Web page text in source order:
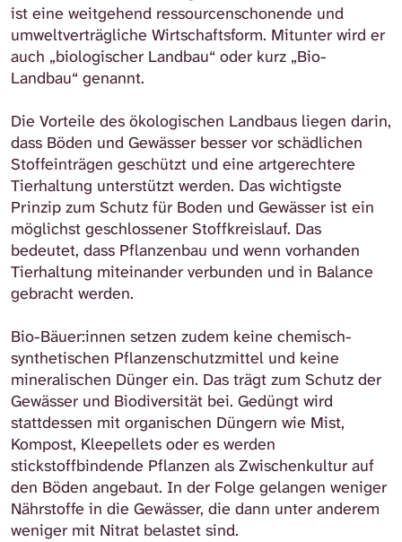
ist eine weitgehend ressourcenschonende und
umweltverträgliche Wirtschaftsform. Mitunter wird er
auch „biologischer Landbau“ oder kurz „Bio-
Landbau“ genannt.
Die Vorteile des ökologischen Landbaus liegen darin,
dass Böden und Gewässer besser vor schädlichen
Stoffeinträgen geschützt und eine artgerechtere
Tierhaltung unterstützt werden. Das wichtigste
Prinzip zum Schutz für Boden und Gewässer ist ein
möglichst geschlossener Stoffkreislauf. Das
bedeutet, dass Pflanzenbau und wenn vorhanden
Tierhaltung miteinander verbunden und in Balance
gebracht werden.
Bio-Bäuer:innen setzen zudem keine chemisch-
synthetischen Pflanzenschutzmittel und keine
mineralischen Dünger ein. Das trägt zum Schutz der
Gewässer und Biodiversität bei. Gedüngt wird
stattdessen mit organischen Düngern wie Mist,
Kompost, Kleepellets oder es werden
stickstoffbindende Pflanzen als Zwischenkultur auf
den Böden angebaut. In der Folge gelangen weniger
Nährstoffe in die Gewässer, die dann unter anderem
weniger mit Nitrat belastet sind.